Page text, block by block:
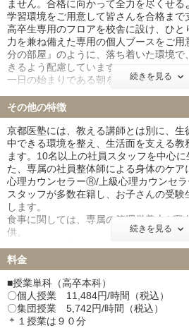
ません。合格に向かって全力を尽くせ
学習環境をご用意して皆さんを合格まで
高卒生専用のフロアを校舎に設け、ひと
力を兼ね備えた専用の個人ブースをご用
分の部屋』のように、落ち着いた環境
きるよう配慮しています。
一日の始まりである朝をきちんと迎えて
「KAZASUシステム」を採用しています
故にも対応できます。また、朝の点呼
まご自宅に電話を差し上げ、お子様の
す。京都医塾の高卒本科では、原則6時
り、学習時間を確保しつつ、1年間最後
る生活習慣を管理します。
続きを見る
その他の特徴
京都医塾には、教える講師とは別に、
中できる環境を整え、生活面を支える教
ます。10名以上の社員スタッフを中心
た、専属の社員整体師による身体のケ
心理カウンセラーⓇ/上級心理カウンセ
スタッフが多数在籍し、お子さんの受験
します。
食事に関しては、専属の管理栄養士が監
供。
の方もたくさん入塾されています。親元
をされる入塾者の皆様に対し、安心い
るよう専用の学寮をご準備しています。
ら徒歩５分、学習時間を無駄にすること
守る中、親御様も安心してお子様を通わ
ております。
続きを見る
料金
■授業単科（高卒本科）
〇個人授業 11,484円/時間（税込）
〇集団授業 5,742円/時間（税込）
＊１授業は９０分